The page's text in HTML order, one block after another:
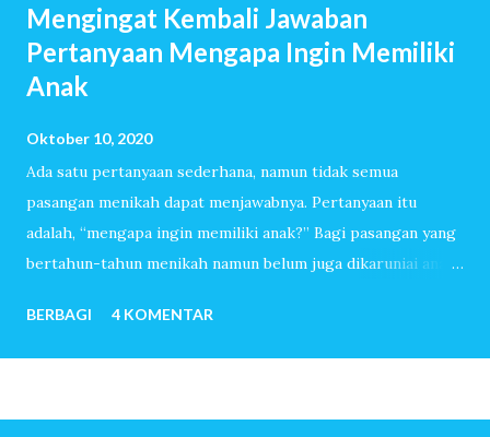
Mengingat Kembali Jawaban
Pertanyaan Mengapa Ingin Memiliki
Anak
Oktober 10, 2020
Ada satu pertanyaan sederhana, namun tidak semua
pasangan menikah dapat menjawabnya. Pertanyaan itu
adalah, “mengapa ingin memiliki anak?” Bagi pasangan yang
bertahun-tahun menikah namun belum juga dikaruniai anak,
melewati ribuan hari tanpa tangis bayi, tiada canda tawa
dengan anak-anak. Mereka menemukan banyak sekali alasan
sangat mudah dititipi anak oleh-Nya, pertanyaan mengapa
BERBAGI 4 KOMENTAR